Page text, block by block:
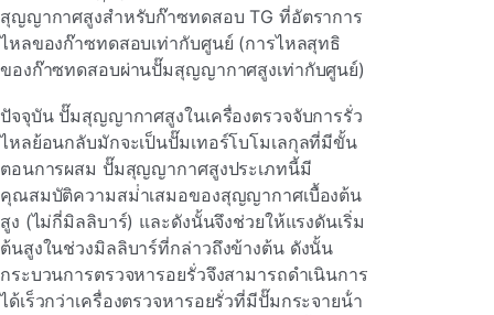
สุญญากาศสูงสําหรับก๊าซทดสอบ TG ที่อัตราการ
ไหลของก๊าซทดสอบเท่ากับศูนย์ (การไหลสุทธิ
ของก๊าซทดสอบผ่านปั๊มสุญญากาศสูงเท่ากับศูนย์)
ปัจจุบัน ปั๊มสุญญากาศสูงในเครื่องตรวจจับการรั่ว
ไหลย้อนกลับมักจะเป็นปั๊มเทอร์โบโมเลกุลที่มีขั้น
ตอนการผสม ปั๊มสุญญากาศสูงประเภทนี้มี
คุณสมบัติความสม่ําเสมอของสุญญากาศเบื้องต้น
สูง (ไม่กี่มิลลิบาร์) และดังนั้นจึงช่วยให้แรงดันเริ่ม
ต้นสูงในช่วงมิลลิบาร์ที่กล่าวถึงข้างต้น ดังนั้น
กระบวนการตรวจหารอยรั่วจึงสามารถดําเนินการ
ได้เร็วกว่าเครื่องตรวจหารอยรั่วที่มีปั๊มกระจายน้ํา